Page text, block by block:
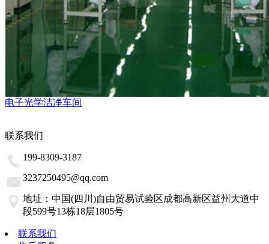
电子光学洁净车间
联系我们
199-8309-3187
3237250495@qq.com
地址：中国(四川)自由贸易试验区成都高新区益州大道中
段599号13栋18层1805号
联系我们